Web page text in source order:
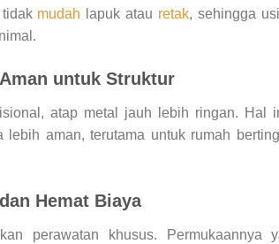
mudah lapuk atau retak, sehingga
untuk Struktur
atap metal jauh lebih ringan. Hal
lebih aman, terutama untuk rumah
Hemat Biaya
perawatan khusus. Permukaannya